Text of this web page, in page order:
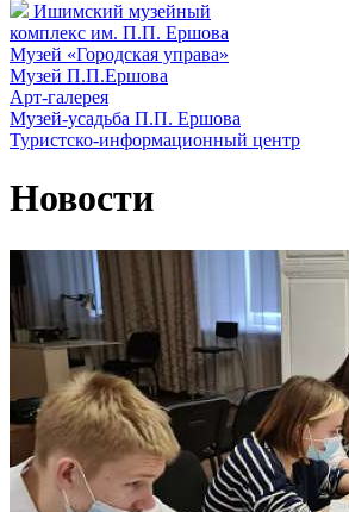
Ишимский музейный
комплекс им. П.П. Ершова
Музей «Городская управа»
Музей П.П.Ершова
Арт-галерея
Музей-усадьба П.П. Ершова
Туристско-информационный центр
Новости